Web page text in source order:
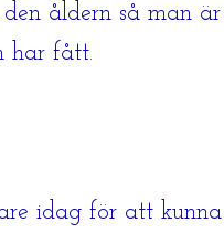
åldern så man är
har fått.
idag för att kunna